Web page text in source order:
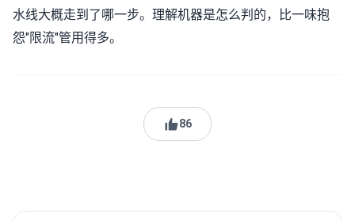
水线大概走到了哪一步。理解机器是怎么判的，比一味抱
怨"限流"管用得多。
86